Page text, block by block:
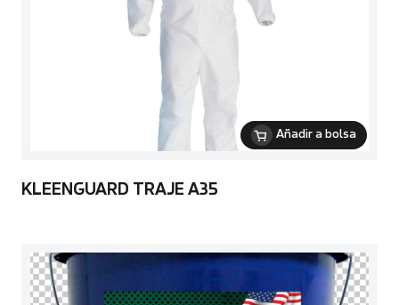
Añadir a bolsa
KLEENGUARD TRAJE A35